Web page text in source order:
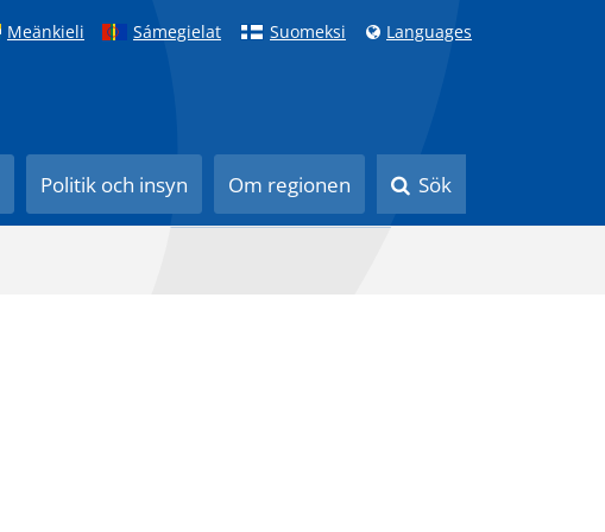
Meänkieli Sámegielat Suomeksi Languages
Politik och insyn Om regionen Sök